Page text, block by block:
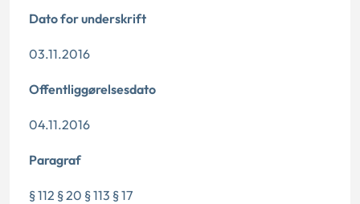
Dato for underskrift
03.11.2016
Offentliggørelsesdato
04.11.2016
Paragraf
§ 112 § 20 § 113 § 17